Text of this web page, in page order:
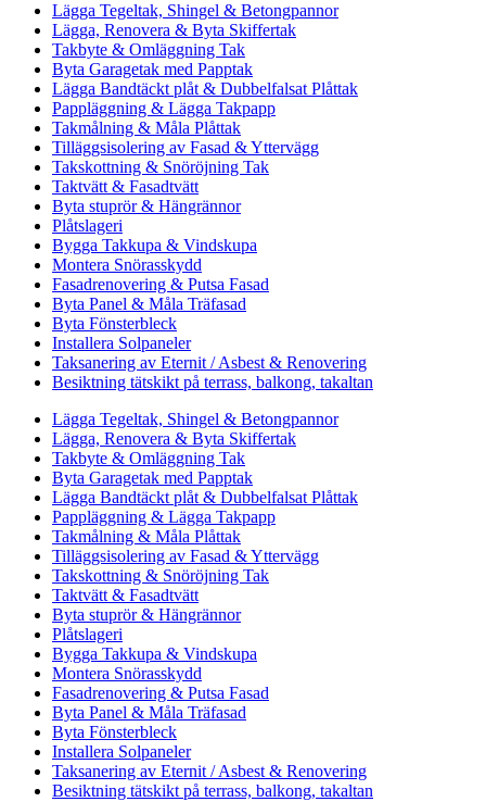
Lägga Tegeltak, Shingel & Betongpannor
Lägga, Renovera & Byta Skiffertak
Takbyte & Omläggning Tak
Byta Garagetak med Papptak
Lägga Bandtäckt plåt & Dubbelfalsat Plåttak
Pappläggning & Lägga Takpapp
Takmålning & Måla Plåttak
Tilläggsisolering av Fasad & Yttervägg
Takskottning & Snöröjning Tak
Taktvätt & Fasadtvätt
Byta stuprör & Hängrännor
Plåtslageri
Bygga Takkupa & Vindskupa
Montera Snörasskydd
Fasadrenovering & Putsa Fasad
Byta Panel & Måla Träfasad
Byta Fönsterbleck
Installera Solpaneler
Taksanering av Eternit / Asbest & Renovering
Besiktning tätskikt på terrass, balkong, takaltan
Lägga Tegeltak, Shingel & Betongpannor
Lägga, Renovera & Byta Skiffertak
Takbyte & Omläggning Tak
Byta Garagetak med Papptak
Lägga Bandtäckt plåt & Dubbelfalsat Plåttak
Pappläggning & Lägga Takpapp
Takmålning & Måla Plåttak
Tilläggsisolering av Fasad & Yttervägg
Takskottning & Snöröjning Tak
Taktvätt & Fasadtvätt
Byta stuprör & Hängrännor
Plåtslageri
Bygga Takkupa & Vindskupa
Montera Snörasskydd
Fasadrenovering & Putsa Fasad
Byta Panel & Måla Träfasad
Byta Fönsterbleck
Installera Solpaneler
Taksanering av Eternit / Asbest & Renovering
Besiktning tätskikt på terrass, balkong, takaltan